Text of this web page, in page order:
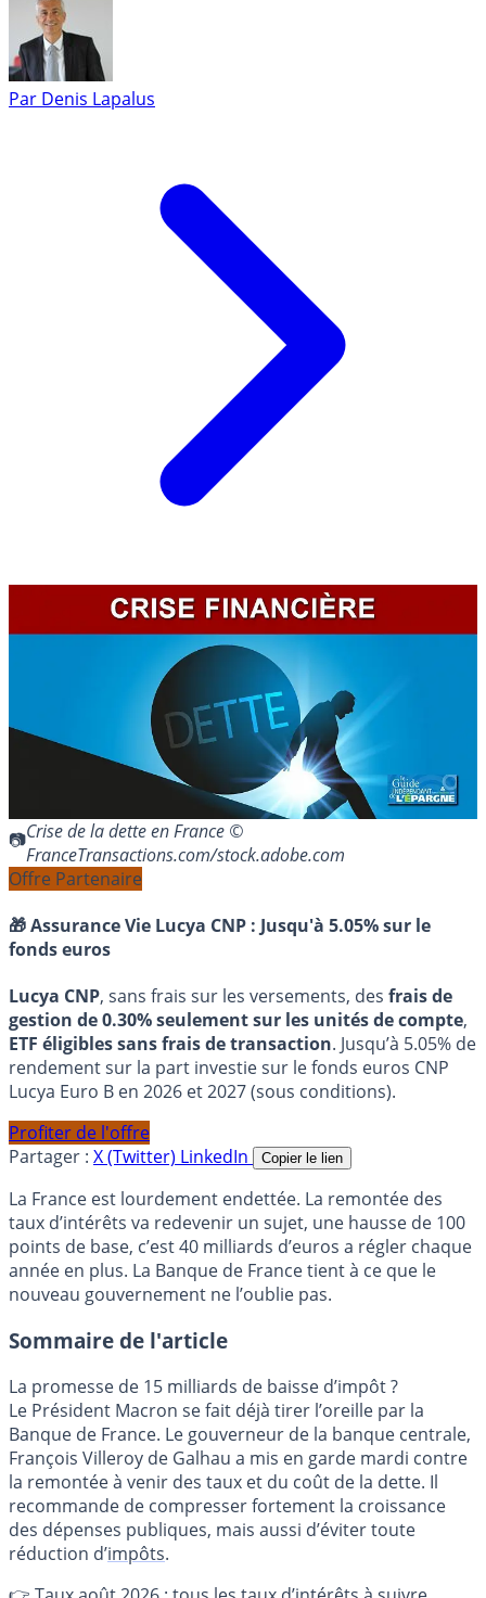
Par Denis Lapalus
Crise de la dette en France ©
FranceTransactions.com/stock.adobe.com
Offre Partenaire
🎁 Assurance Vie Lucya CNP : Jusqu'à 5.05% sur le
fonds euros
Lucya CNP, sans frais sur les versements, des frais de
gestion de 0.30% seulement sur les unités de compte,
ETF éligibles sans frais de transaction. Jusqu’à 5.05% de
rendement sur la part investie sur le fonds euros CNP
Lucya Euro B en 2026 et 2027 (sous conditions).
Profiter de l'offre
Partager : X (Twitter) LinkedIn Copier le lien
La France est lourdement endettée. La remontée des
taux d’intérêts va redevenir un sujet, une hausse de 100
points de base, c’est 40 milliards d’euros a régler chaque
année en plus. La Banque de France tient à ce que le
nouveau gouvernement ne l’oublie pas.
Sommaire de l'article
La promesse de 15 milliards de baisse d’impôt ?
Le Président Macron se fait déjà tirer l’oreille par la
Banque de France. Le gouverneur de la banque centrale,
François Villeroy de Galhau a mis en garde mardi contre
la remontée à venir des taux et du coût de la dette. Il
recommande de compresser fortement la croissance
des dépenses publiques, mais aussi d’éviter toute
réduction d’impôts.